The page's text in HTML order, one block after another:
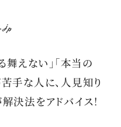
舞えない」「本当の
手な人に、人見知り
決法をアドバイス！